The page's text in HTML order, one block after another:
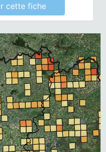
agrégé(s) sur cette fiche